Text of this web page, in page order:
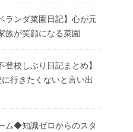
ランダ菜園日記】心が元
族が笑顔になる菜園
登校しぶり日記まとめ】
行きたくないと言い出
ム◆知識ゼロからのスタ